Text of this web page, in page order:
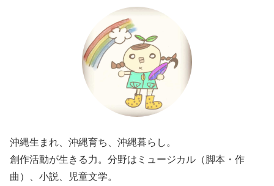
沖縄生まれ、沖縄育ち、沖縄暮らし。
創作活動が生きる力。分野はミュージカル（脚本・作
曲）、小説、児童文学。